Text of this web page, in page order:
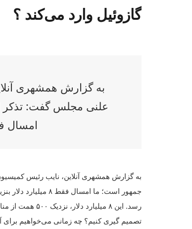
گازوئیل وارد می‌کند ؟
به گزارش همشهری
علنی مجلس گفت: تذکر
امسال فقط ۸ میلیارد
به گزارش همشهری آنلاین، نایب رئیس
جمهور است؛ ما
رسد. این ۸
تصمیم گیری کنیم؟ چه زمانی می‌خواهیم برای